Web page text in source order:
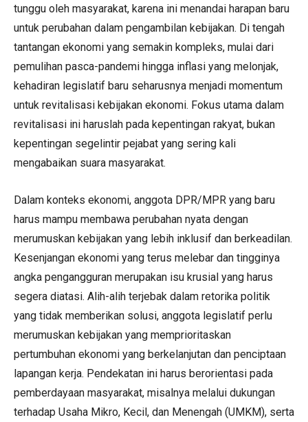
tunggu oleh masyarakat, karena ini menandai harapan baru
untuk perubahan dalam pengambilan kebijakan. Di tengah
tantangan ekonomi yang semakin kompleks, mulai dari
pemulihan pasca-pandemi hingga inflasi yang melonjak,
kehadiran legislatif baru seharusnya menjadi momentum
untuk revitalisasi kebijakan ekonomi. Fokus utama dalam
revitalisasi ini haruslah pada kepentingan rakyat, bukan
kepentingan segelintir pejabat yang sering kali
mengabaikan suara masyarakat.
Dalam konteks ekonomi, anggota DPR/MPR yang baru
harus mampu membawa perubahan nyata dengan
merumuskan kebijakan yang lebih inklusif dan berkeadilan.
Kesenjangan ekonomi yang terus melebar dan tingginya
angka pengangguran merupakan isu krusial yang harus
segera diatasi. Alih-alih terjebak dalam retorika politik
yang tidak memberikan solusi, anggota legislatif perlu
merumuskan kebijakan yang memprioritaskan
pertumbuhan ekonomi yang berkelanjutan dan penciptaan
lapangan kerja. Pendekatan ini harus berorientasi pada
pemberdayaan masyarakat, misalnya melalui dukungan
terhadap Usaha Mikro, Kecil, dan Menengah (UMKM), serta